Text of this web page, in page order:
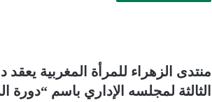
منتدى الزهراء للمرأة المغربية يعقد
الثالثة لمجلسه الإداري باسم “دورة